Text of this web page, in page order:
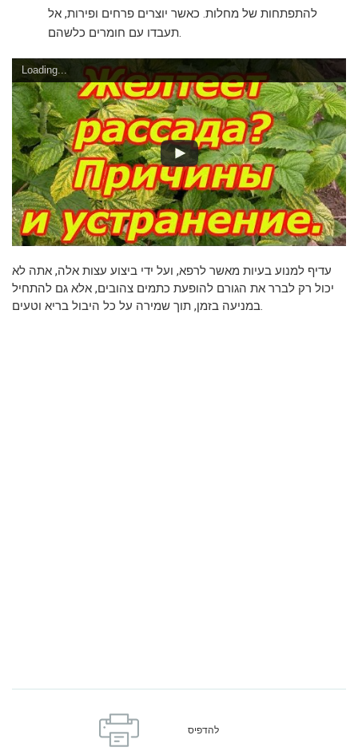
להתפתחות של מחלות. כאשר יוצרים פרחים ופירות, אל
תעבדו עם חומרים כלשהם.
Loading...
עדיף למנוע בעיות מאשר לרפא, ועל ידי ביצוע עצות אלה, אתה לא
יכול רק לברר את הגורם להופעת כתמים צהובים, אלא גם להתחיל
במניעה בזמן, תוך שמירה על כל היבול בריא וטעים.
להדפיס